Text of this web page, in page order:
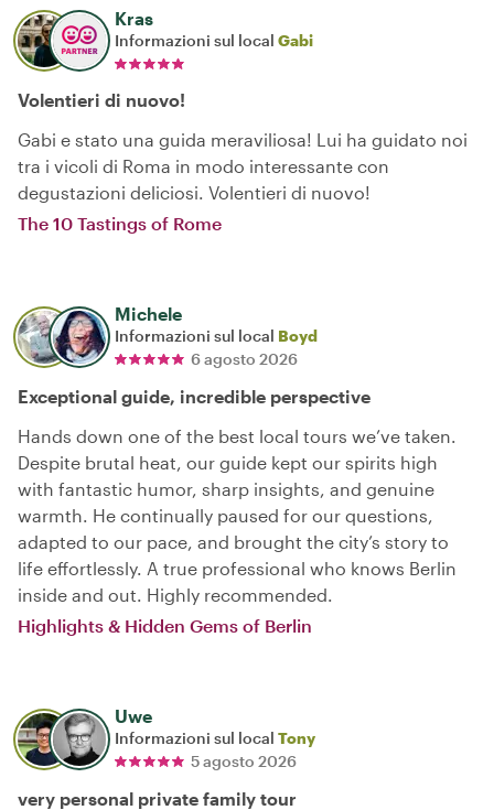
Kras
Informazioni sul local Gabi
Volentieri di nuovo!
Gabi e stato una guida meraviliosa! Lui ha guidato noi
tra i vicoli di Roma in modo interessante con
degustazioni deliciosi. Volentieri di nuovo!
The 10 Tastings of Rome
Michele
Informazioni sul local Boyd
6 agosto 2026
Exceptional guide, incredible perspective
Hands down one of the best local tours we’ve taken.
Despite brutal heat, our guide kept our spirits high
with fantastic humor, sharp insights, and genuine
warmth. He continually paused for our questions,
adapted to our pace, and brought the city’s story to
life effortlessly. A true professional who knows Berlin
inside and out. Highly recommended.
Highlights & Hidden Gems of Berlin
Uwe
Informazioni sul local Tony
5 agosto 2026
very personal private family tour